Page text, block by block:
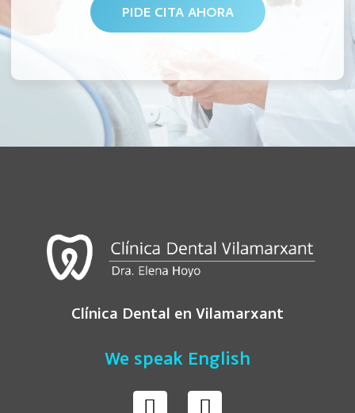
PIDE CITA AHORA
Clínica Dental en Vilamarxant
We speak English